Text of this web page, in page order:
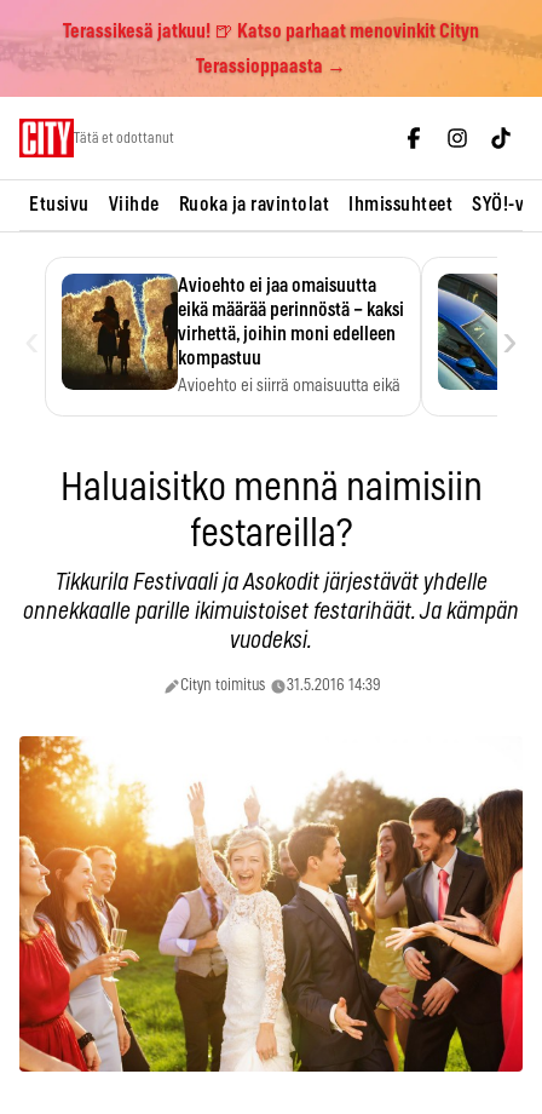
Terassikesä jatkuu! 🍺 Katso parhaat menovinkit Cityn
Terassioppaasta →
Tätä et odottanut
Etusivu Viihde Ruoka ja ravintolat Ihmissuhteet SYÖ!-
Avioehto ei jaa omaisuutta
eikä määrää perinnöstä – kaksi
virhettä, joihin moni edelleen
kompastuu
Avioehto ei siirrä omaisuutta eikä
›
Haluaisitko mennä naimisiin
festareilla?
Tikkurila Festivaali ja Asokodit järjestävät yhdelle
onnekkaalle parille ikimuistoiset festarihäät. Ja kämpän
vuodeksi.
Cityn toimitus 31.5.2016 14:39